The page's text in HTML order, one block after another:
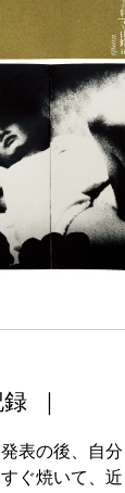
｜
表の後、自
ぐ焼いて、